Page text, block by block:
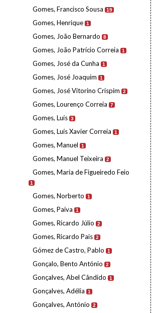
Gomes, Francisco Sousa 19
Gomes, Henrique 1
Gomes, João Bernardo 8
Gomes, João Patrício Correia 1
Gomes, José da Cunha 1
Gomes, José Joaquim 1
Gomes, José Vitorino Crispim 2
Gomes, Lourenço Correia 7
Gomes, Luís 3
Gomes, Luís Xavier Correia 1
Gomes, Manuel 1
Gomes, Manuel Teixeira 2
Gomes, Maria de Figueiredo Feio
1
Gomes, Norberto 1
Gomes, Paiva 1
Gomes, Ricardo Júlio 2
Gomes, Ricardo Pais 2
Gómez de Castro, Pablo 1
Gonçalo, Bento António 2
Gonçalves, Abel Cândido 1
Gonçalves, Adélia 1
Gonçalves, António 2